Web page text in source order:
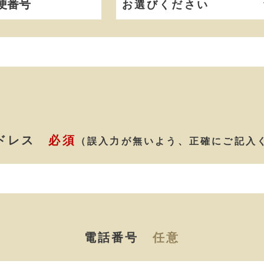
レス 必須 （誤入力が無いよう、正確にご記入
電話番号 任意